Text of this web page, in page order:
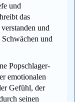
und
das
und
und
Popschlager-
emotionalen
Gefühl, der
seinen